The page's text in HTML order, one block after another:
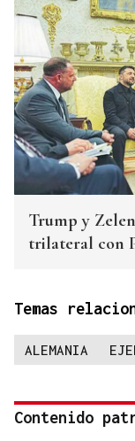
Trump y
trilateral con
Temas
ALEMANIA
Contenido